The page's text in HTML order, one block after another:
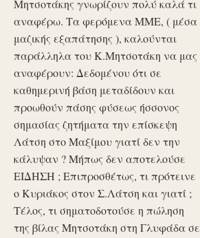
Μητσοτάκης γνωρίζουν πολύ καλά τι
αναφέρω. Τα φερόμενα ΜΜΕ, ( μέσα
μαζικής εξαπάτησης ), καλούνται
παράλληλα του Κ.Μητσοτάκη να μας
αναφέρουν: Δεδομένου ότι σε
καθημερινή βάση μεταδίδουν και
προωθούν πάσης φύσεως ήσσονος
σημασίας ζητήματα την επίσκεψη
Λάτση στο Μαξίμου γιατί δεν την
κάλυψαν ? Μήπως δεν αποτελούσε
ΕΙΔΗΣΗ ; Επιπροσθέτως, τι πρότεινε
ο Κυριάκος στον Σ.Λάτση και γιατί ;
Τέλος, τι σηματοδοτούσε η πώληση
της βίλας Μητσοτάκη στη Γλυφάδα σε